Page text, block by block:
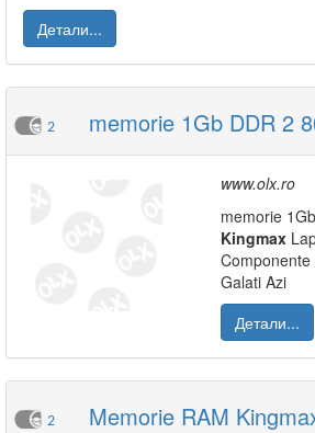
Детали...
2 memorie 1Gb DDR 2
www.olx.ro
memorie
Kingmax
Galati Azi
Детали...
2 Memorie RAM